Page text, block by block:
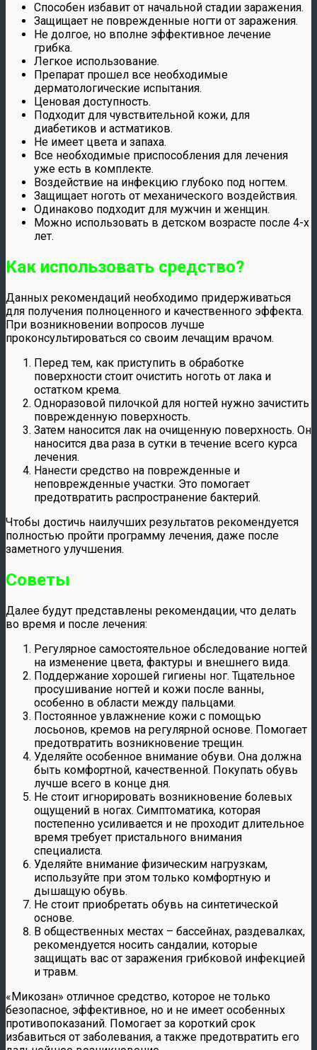
Способен избавит от начальной стадии заражения.
Защищает не поврежденные ногти от заражения.
Не долгое, но вполне эффективное лечение
грибка.
Легкое использование.
Препарат прошел все необходимые
дерматологические испытания.
Ценовая доступность.
Подходит для чувствительной кожи, для
диабетиков и астматиков.
Не имеет цвета и запаха.
Все необходимые приспособления для лечения
уже есть в комплекте.
Воздействие на инфекцию глубоко под ногтем.
Защищает ноготь от механического воздействия.
Одинаково подходит для мужчин и женщин.
Можно использовать в детском возрасте после 4-х
лет.
Как использовать средство?
Данных рекомендаций необходимо придерживаться
для получения полноценного и качественного эффекта.
При возникновении вопросов лучше
проконсультироваться со своим лечащим врачом.
Перед тем, как приступить в обработке
поверхности стоит очистить ноготь от лака и
остатком крема.
Одноразовой пилочкой для ногтей нужно зачистить
поврежденную поверхность.
Затем наносится лак на очищенную поверхность. Он
наносится два раза в сутки в течение всего курса
лечения.
Нанести средство на поврежденные и
неповрежденные участки. Это помогает
предотвратить распространение бактерий.
Чтобы достичь наилучших результатов рекомендуется
полностью пройти программу лечения, даже после
заметного улучшения.
Советы
Далее будут представлены рекомендации, что делать
во время и после лечения:
Регулярное самостоятельное обследование ногтей
на изменение цвета, фактуры и внешнего вида.
Поддержание хорошей гигиены ног. Тщательное
просушивание ногтей и кожи после ванны,
особенно в области между пальцами.
Постоянное увлажнение кожи с помощью
лосьонов, кремов на регулярной основе. Помогает
предотвратить возникновение трещин.
Уделяйте особенное внимание обуви. Она должна
быть комфортной, качественной. Покупать обувь
лучше всего в конце дня.
Не стоит игнорировать возникновение болевых
ощущений в ногах. Симптоматика, которая
постепенно усиливается и не проходит длительное
время требует пристального внимания
специалиста.
Уделяйте внимание физическим нагрузкам,
используйте при этом только комфортную и
дышащую обувь.
Не стоит приобретать обувь на синтетической
основе.
В общественных местах – бассейнах, раздевалках,
рекомендуется носить сандалии, которые
защищать вас от заражения грибковой инфекцией
и травм.
«Микозан» отличное средство, которое не только
безопасное, эффективное, но и не имеет особенных
противопоказаний. Помогает за короткий срок
избавиться от заболевания, а также предотвратить его